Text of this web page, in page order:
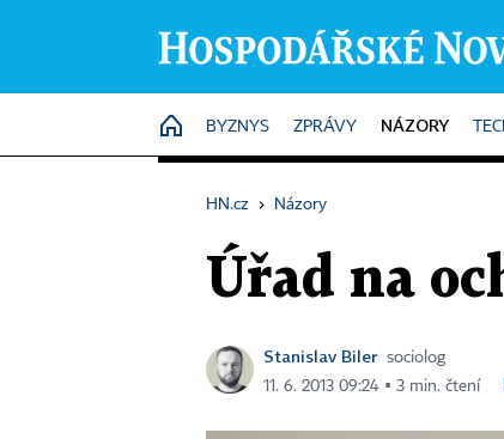
HOME
BYZNYS ZPRÁVY NÁZORY
HN.cz › Názory
Úřad na
Stanislav Biler sociolog
11. 6. 2013 09:24 ▪ 3 min. čtení